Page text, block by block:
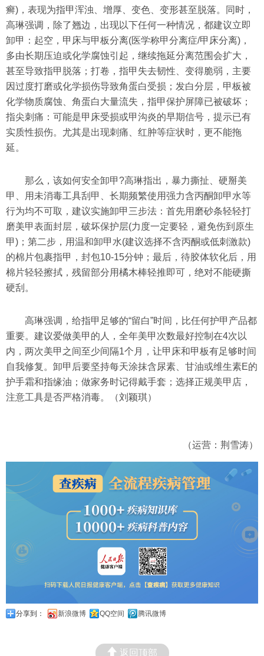
癣)，表现为指甲浑浊、增厚、变色、变形甚至脱落。同时，
高琳强调，除了翘边，出现以下任何一种情况，都建议立即
卸甲：起空，甲床与甲板分离(医学称甲分离症/甲床分离)，
多由长期压迫或化学腐蚀引起，继续拖延分离范围会扩大，
甚至导致指甲脱落；打卷，指甲失去韧性、变得脆弱，主要
因过度打磨或化学损伤导致角蛋白受损；发白分层，甲板被
化学物质腐蚀、角蛋白大量流失，指甲保护屏障已被破坏；
指尖刺痛：可能是甲床受损或甲沟炎的早期信号，提示已有
实质性损伤。尤其是出现刺痛、红肿等症状时，更不能拖
延。
那么，该如何安全卸甲?高琳指出，暴力撕扯、硬掰美
甲、用未消毒工具刮甲、长期频繁使用强力含丙酮卸甲水等
行为均不可取，建议实施卸甲三步法：首先用磨砂条轻轻打
磨美甲表面封层，破坏保护层(力度一定要轻，避免伤到原生
甲)；第二步，用温和卸甲水(建议选择不含丙酮或低刺激款)
的棉片包裹指甲，封包10-15分钟；最后，待胶体软化后，用
棉片轻轻擦拭，残留部分用橘木棒轻推即可，绝对不能硬撕
硬刮。
高琳强调，给指甲足够的“留白”时间，比任何护甲产品都
重要。建议爱做美甲的人，全年美甲次数最好控制在4次以
内，两次美甲之间至少间隔1个月，让甲床和甲板有足够时间
自我修复。卸甲后要坚持每天涂抹含尿素、甘油或维生素E的
护手霜和指缘油；做家务时记得戴手套；选择正规美甲店，
注意工具是否严格消毒。（刘颖琪）
（运营：荆雪涛）
分享到： 新浪微博 QQ空间 腾讯微博
返回顶部